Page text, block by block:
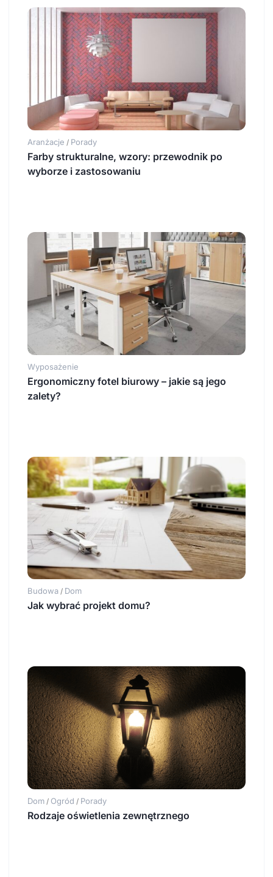
Aranżacje / Porady
Farby strukturalne, wzory: przewodnik po
wyborze i zastosowaniu
Wyposażenie
Ergonomiczny fotel biurowy – jakie są jego
zalety?
Budowa / Dom
Jak wybrać projekt domu?
Dom / Ogród / Porady
Rodzaje oświetlenia zewnętrznego